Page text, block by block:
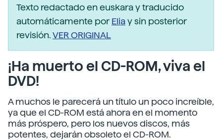
Texto redactado en euskara y traducido
automáticamente porEliay sin posterior
revisión.VER ORIGINAL
¡Ha muerto el CD-ROM, viva el
DVD!
A muchos le parecerá un título un poco increíble,
ya que el CD-ROM está ahora en el momento
más próspero, pero los nuevos discos, más
potentes, dejarán obsoleto el CD-ROM.